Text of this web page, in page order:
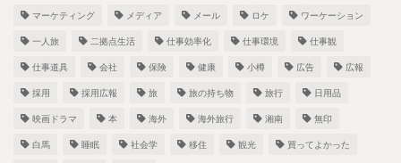
マーケティング メディア メール ロケ ワーケーション
一人旅 二拠点生活 仕事効率化 仕事環境 仕事観
仕事道具 会社 保険 健康 小樽 広告 広報
採用 採用広報 旅 旅の持ち物 旅行 日用品
映画ドラマ 本 海外 海外旅行 湘南 無印
白馬 睡眠 社会学 移住 観光 買ってよかった